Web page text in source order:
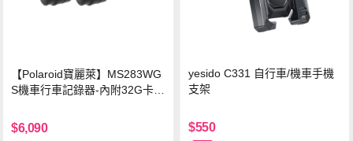
【Polaroid寶麗萊】MS283WG
S機車行車記錄器-內附32G卡
$6,090
yesido C331 自行車/機車手機
支架
$550